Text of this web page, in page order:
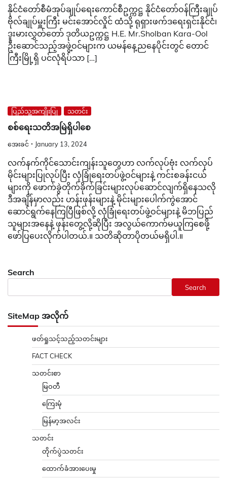
နိုင်ငံတော်စီမံအုပ်ချုပ်ရေးကောင်စီဥက္ကဋ္ဌ နိုင်ငံတော်ဝန်ကြီးချုပ်
ဗိုလ်ချုပ်မှူးကြီး မင်းအောင်လှိုင် ထံသို့ ရုရှားဖက်ဒရေးရှင်းနိုင်ငံ၊
ဒူးမားလွှတ်တော် ဒုတိယဥက္ကဋ္ဌ H.E. Mr.Sholban Kara-Ool
ဦးဆောင်သည့်အဖွဲ့ဝင်များက ယမန်နေ့ညနေပိုင်းတွင် တောင်
ကြီးမြို့ရှိ ပင်လုံရိပ်သာ […]
ပြည်သူ့အကျိုးပြု သတင်း
စစ်ရေးသတိအမြဲရှိပါစေ
အေးခင် January 13, 2024
လက်နက်ကိုင်သောင်းကျန်းသူတွေဟာ လက်လုပ်ဗုံး လက်လုပ်
မိုင်းများပြုလုပ်ပြီး လုံခြုံရေးတပ်ဖွဲ့ဝင်များနဲ့ ကင်းစခန်းငယ်
များကို ဖောက်ခွဲတိုက်ခိုက်ခြင်းများလုပ်ဆောင်လျက်ရှိနေသလို
ဒီအချိန်မှာလည်း ဟန်းဖုန်းများနဲ့ မိုင်းများပေါက်ကွဲအောင်
ဆောင်ရွက်နေကြပြီဖြစ်လို့ လုံခြုံရေးတပ်ဖွဲ့ဝင်များနဲ့ မိဘပြည်
သူများအနေနဲ့ ဖုန်းတွေ့လို့ဆိုပြီး အလွယ်ကောက်မယူကြစေဖို့
ဖော်ပြပေးလိုက်ပါတယ်.။ သတိဆိုတာပိုတယ်မရှိပါ.။
Search
Search
SiteMap အလိုက်
ဖတ်ရှုသင့်သည့်သတင်းများ
FACT CHECK
သတင်းစာ
မြဝတီ
ကြေးမုံ
မြန်မာ့အလင်း
သတင်း
တိုက်ပွဲသတင်း
ထောက်ခံအားပေးမှု